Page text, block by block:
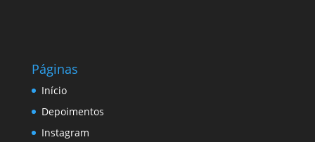
Páginas
Início
Depoimentos
Instagram